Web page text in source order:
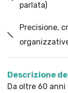
parlata)
Precisione,
Descrizione
Da oltre 60